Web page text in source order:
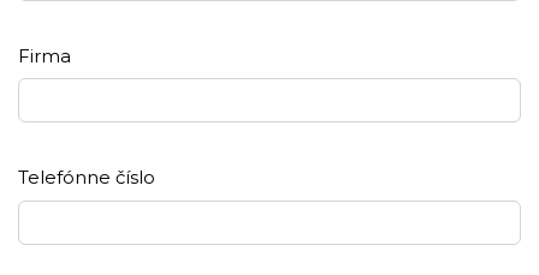
Firma
Telefónne číslo